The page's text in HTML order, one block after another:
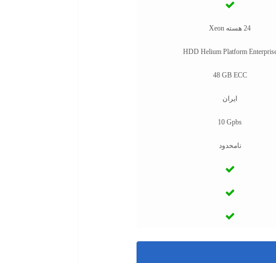
24 هسته Xeon
HDD Helium Platform
48 GB ECC
ایران
10 Gpbs
نامحدود